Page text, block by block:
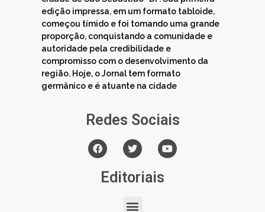
edição impressa, em um formato tabloide,
começou tímido e foi tomando uma grande
proporção, conquistando a comunidade e
autoridade pela credibilidade e
compromisso com o desenvolvimento da
região. Hoje, o Jornal tem formato
germânico e é atuante na cidade
Redes Sociais
Editoriais